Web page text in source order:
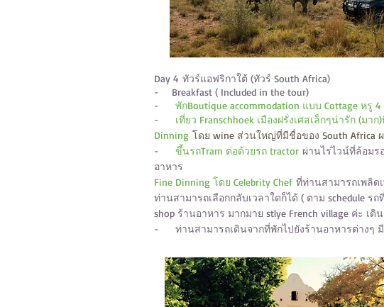
Day 4 ทัวร์แอฟริกาใต้ (ทัวร์ South Africa)
- Breakfast ( Included in the tour)
- พักBoutique accommodation แบบ Cottage หรู
- เที่ยว Franschhoek เมืองฝรั่งเศสเล็กๆน่ารัก (
Dinning โดย wine ส่วนใหญ่ที่มีชื่อของ South Africa
- ขึ้นรถTram ต่อด้วยรถ tractor ผ่านไร่ไวน์ที่ล้อมร
อาหาร
Fine Dinning โดย Celebrity Chef ที่ท่านสามารถเพลิด
ท่านสามารถเลือกกลับเวลาใดก็ได้ ( ตาม schedule
shop ร้านอาหาร มากมาย stlye French village ค่ะ เ
- ท่านสามารถเดินจากที่พักไปยังร้านอาหารต่างๆ มีห